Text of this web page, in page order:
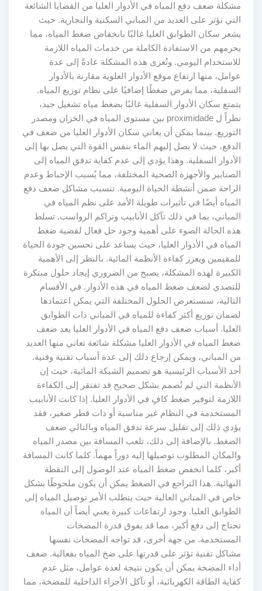
مشكلة ضعف دفع المياه في الأدوار العليا من القضايا الشائعة
التي تؤثر على العديد من المباني السكنية والتجارية. حيث
يشعر سكان الطوابق العليا غالبًا بانخفاض ضغط المياه، مما
يحرمهم من الاستفادة الكاملة من خدمات المياه اللازمة
للاستخدام اليومي. وتُعزى هذه المشكلة عادةً إلى عدة
عوامل، منها ارتفاع موقع الأدوار العلوية مقارنة بالأدوار
السفلية، مما يفرض ضغطًا إضافيًا على نظام توزيع المياه.
يتمتع سكان الأدوار السفلية غالبًا بضغط مياه تشغيل جيد،
نظراً ل proximidade بين مستوى المياه في الخزان ومصدر
التوزيع. بينما يمكن أن يعاني سكان الأدوار العليا من ضعف في
الدفع، حيث لا يصل إليهم الماء بنفس القوة التي يصل بها إلى
الأدوار السفلية. وهذا يؤدي إلى عدم كفاية تدفق المياه إلى
الصنابير والأجهزة الصحية المختلفة، مما يُسبب الإحباط وعدم
الراحة ضمن أنشطة الحياة اليومية. تتسبب مشاكل ضعف دفع
المياه أيضًا في تأثيرات طويلة الأمد على نظم المياه في
المباني، بما في ذلك تآكل الأنابيب وتراكم الرواسب. تسلط
هذه الحالة الضوء على أهمية وجود حل فعال لقضية ضغط
المياه في الأدوار العليا، حيث يساعد على تحسين جودة الحياة
للمقيمين ويعزز كفاءة الأنظمة المائية. بالنظر إلى الأهمية
الكبيرة لهذه المشكلة، يصبح من الضروري إيجاد حلول مبتكرة
للتصدي لضعف ضغط المياه في هذه الأدوار. في الأقسام
التالية، سنستعرض الحلول المختلفة التي يمكن اعتمادها
لضمان توزيع أكثر كفاءة للمياه في المباني ذات الطوابق
العليا. أسباب ضعف دفع المياه في الأدوار العليا يعد ضعف
ضغط المياه في الأدوار العليا مشكلة شائعة تعاني منها العديد
من المباني، ويمكن إرجاع ذلك إلى عدة أسباب تقنية وفنية.
أحد الأسباب الرئيسية هو تصميم الشبكة المائية، حيث إن
الأنظمة التي لم تُصمم بشكل صحيح قد تفتقر إلى الكفاءة
اللازمة لتوفير ضغط كافٍ في الأدوار العليا. إذا كانت الأنابيب
المستخدمة في النظام غير مناسبة أو ذات قطر صغير، فقد
يؤدي ذلك إلى تقليل سرعة تدفق المياه وبالتالي ضعف
الضغط. بالإضافة إلى ذلك، تلعب المسافة بين مصدر المياه
والمكان المطلوب توصيلها إليه دوراً مهماً. كلما كانت المسافة
أكبر، كلما انخفض ضغط المياه عند الوصول إلى النقطة
النهائية. هذا التراجع في الضغط يمكن أن يكون ملحوظًا بشكل
خاص في المباني العالية حيث يتطلب الأمر توصيل المياه إلى
الطوابق العليا. وجود ارتفاعات كبيرة يعني أيضاً أن المياه
تحتاج إلى دفع أكبر، مما قد يفوق قدرة المضخات
المستخدمة. من جهة أخرى، قد تواجه المضخات نفسها
مشاكل تقنية تؤثر على قدرتها على ضخ المياه بفعالية. ضعف
أداء المضخة يمكن أن يكون نتيجة لعدة عوامل، مثل عدم
كفاية الطاقة الكهربائية، أو تآكل الأجزاء الداخلية للمضخة، مما